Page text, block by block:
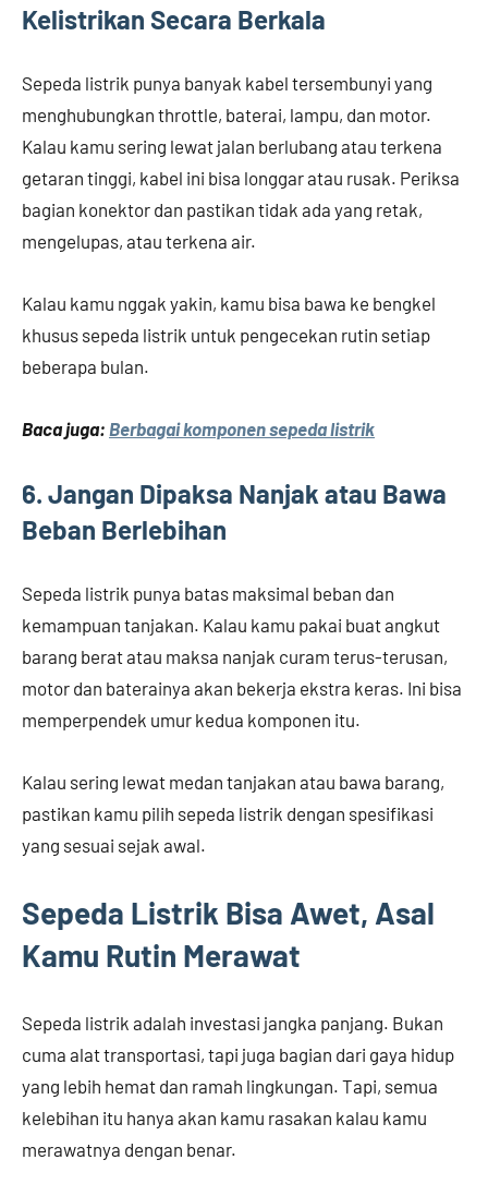
Kelistrikan Secara Berkala
Sepeda listrik punya banyak kabel tersembunyi yang
menghubungkan throttle, baterai, lampu, dan motor.
Kalau kamu sering lewat jalan berlubang atau terkena
getaran tinggi, kabel ini bisa longgar atau rusak. Periksa
bagian konektor dan pastikan tidak ada yang retak,
mengelupas, atau terkena air.
Kalau kamu nggak yakin, kamu bisa bawa ke bengkel
khusus sepeda listrik untuk pengecekan rutin setiap
beberapa bulan.
Baca juga: Berbagai komponen sepeda listrik
6. Jangan Dipaksa Nanjak atau Bawa
Beban Berlebihan
Sepeda listrik punya batas maksimal beban dan
kemampuan tanjakan. Kalau kamu pakai buat angkut
barang berat atau maksa nanjak curam terus-terusan,
motor dan baterainya akan bekerja ekstra keras. Ini bisa
memperpendek umur kedua komponen itu.
Kalau sering lewat medan tanjakan atau bawa barang,
pastikan kamu pilih sepeda listrik dengan spesifikasi
yang sesuai sejak awal.
Sepeda Listrik Bisa Awet, Asal
Kamu Rutin Merawat
Sepeda listrik adalah investasi jangka panjang. Bukan
cuma alat transportasi, tapi juga bagian dari gaya hidup
yang lebih hemat dan ramah lingkungan. Tapi, semua
kelebihan itu hanya akan kamu rasakan kalau kamu
merawatnya dengan benar.